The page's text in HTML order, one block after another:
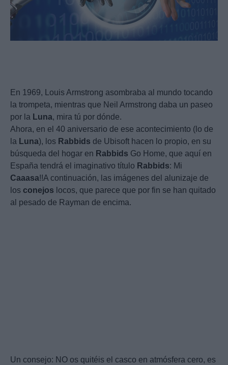
En 1969, Louis Armstrong asombraba al mundo tocando
la trompeta, mientras que Neil Armstrong daba un paseo
por la Luna, mira tú por dónde.
Ahora, en el 40 aniversario de ese acontecimiento (lo de
la Luna), los Rabbids de Ubisoft hacen lo propio, en su
búsqueda del hogar en Rabbids Go Home, que aquí en
España tendrá el imaginativo título Rabbids: Mi
Caaasa!!A continuación, las imágenes del alunizaje de
los conejos locos, que parece que por fin se han quitado
al pesado de Rayman de encima.
Un consejo: NO os quitéis el casco en atmósfera cero, es